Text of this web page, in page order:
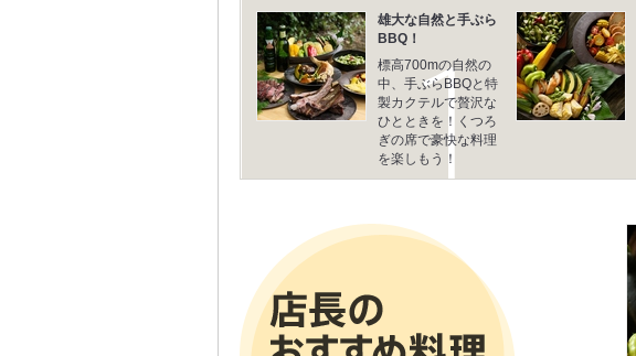
雄大な自然と手ぶら
BBQ！
標高700mの自然の
中、手ぶらBBQと特
製カクテルで贅沢な
ひとときを！くつろ
ぎの席で豪快な料理
を楽しもう！